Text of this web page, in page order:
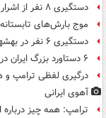
دستگیری ۸ نفر از اشرار مسلح شاخص و مرتبطین گروهک های تروریستی
موج بارش‌های تابستانه در راه
دستگیری ۶ نفر در بهشهر به اتهام تشویش اذهان عمومی
۶ دستاورد بزرگ ایران در ۱۶۰ روز رهبری رهبر انقلاب
درگیری لفظی ترامپ
آهوی ایرانی
ترامپ: همه چیز